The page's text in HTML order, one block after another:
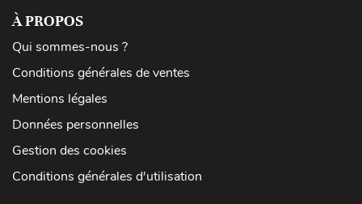
À PROPOS
Qui sommes-nous ?
Conditions générales de ventes
Mentions légales
Données personnelles
Gestion des cookies
Conditions générales d'utilisation